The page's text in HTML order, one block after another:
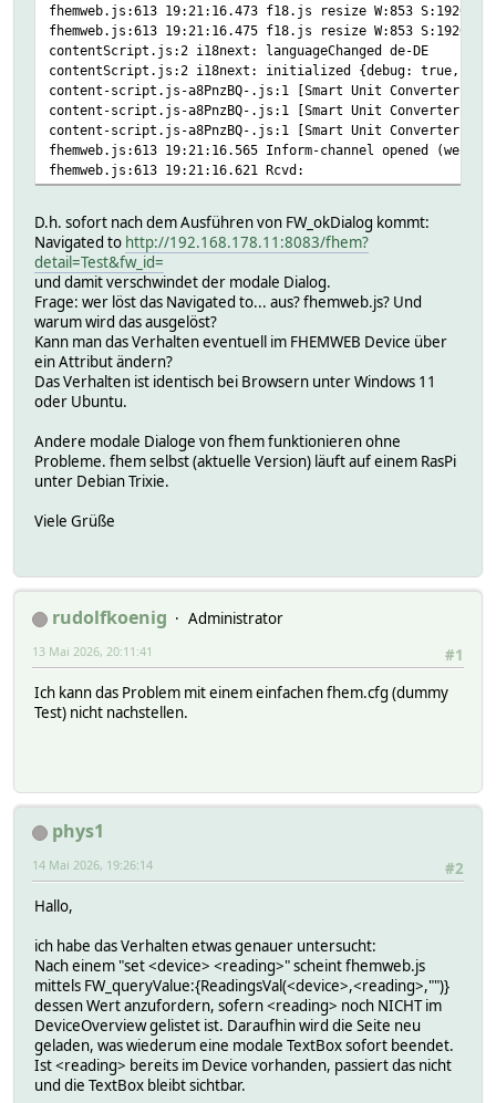
fhemweb.js:613 19:21:16.473 f18.js resize W:853 S:1920
fhemweb.js:613 19:21:16.475 f18.js resize W:853 S:1920
contentScript.js:2 i18next: languageChanged de-DE
contentScript.js:2 i18next: initialized {debug: true,
content-script.js-a8PnzBQ-.js:1 [Smart Unit Converter]
content-script.js-a8PnzBQ-.js:1 [Smart Unit Converter]
content-script.js-a8PnzBQ-.js:1 [Smart Unit Converter]
fhemweb.js:613 19:21:16.565 Inform-channel opened
fhemweb.js:613 19:21:16.621 Rcvd:
D.h. sofort nach dem Ausführen von FW_okDialog kommt:
Navigated to http://192.168.178.11:8083/fhem?
detail=Test&fw_id=
und damit verschwindet der modale Dialog.
Frage: wer löst das Navigated to... aus? fhemweb.js? Und
warum wird das ausgelöst?
Kann man das Verhalten eventuell im FHEMWEB Device über
ein Attribut ändern?
Das Verhalten ist identisch bei Browsern unter Windows 11
oder Ubuntu.
Andere modale Dialoge von fhem funktionieren ohne
Probleme. fhem selbst (aktuelle Version) läuft auf einem RasPi
unter Debian Trixie.
Viele Grüße
rudolfkoenig
Administrator
#1
13 Mai 2026, 20:11:41
Ich kann das Problem mit einem einfachen fhem.cfg (dummy
Test) nicht nachstellen.
phys1
#2
14 Mai 2026, 19:26:14
Hallo,
ich habe das Verhalten etwas genauer untersucht:
Nach einem "set <device> <reading>" scheint fhemweb.js
mittels FW_queryValue:{ReadingsVal(<device>,<reading>,"")}
dessen Wert anzufordern, sofern <reading> noch NICHT im
DeviceOverview gelistet ist. Daraufhin wird die Seite neu
geladen, was wiederum eine modale TextBox sofort beendet.
Ist <reading> bereits im Device vorhanden, passiert das nicht
und die TextBox bleibt sichtbar.